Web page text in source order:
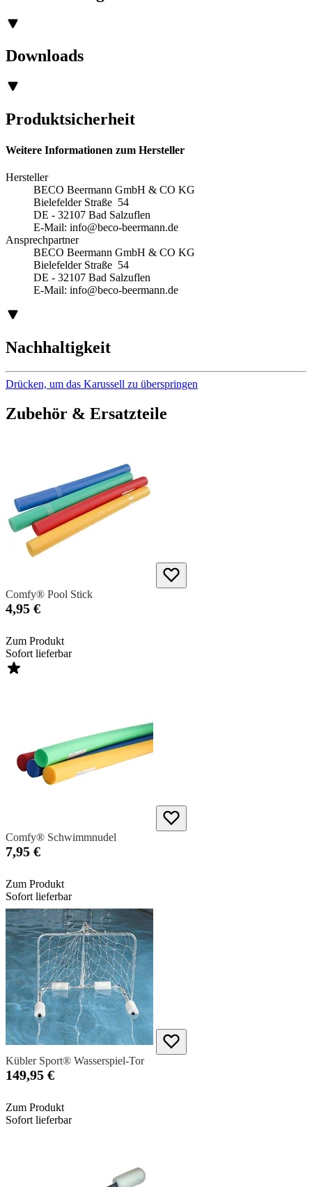
Downloads
Produktsicherheit
Weitere Informationen zum Hersteller
Hersteller
BECO Beermann GmbH & CO KG
Bielefelder Straße 54
DE - 32107 Bad Salzuflen
E-Mail: info@beco-beermann.de
Ansprechpartner
BECO Beermann GmbH & CO KG
Bielefelder Straße 54
DE - 32107 Bad Salzuflen
E-Mail: info@beco-beermann.de
Nachhaltigkeit
Drücken, um das Karussell zu überspringen
Zubehör & Ersatzteile
Comfy® Pool Stick
4,95 €
Zum Produkt
Sofort lieferbar
Comfy® Schwimmnudel
7,95 €
Zum Produkt
Sofort lieferbar
Kübler Sport® Wasserspiel-Tor
149,95 €
Zum Produkt
Sofort lieferbar